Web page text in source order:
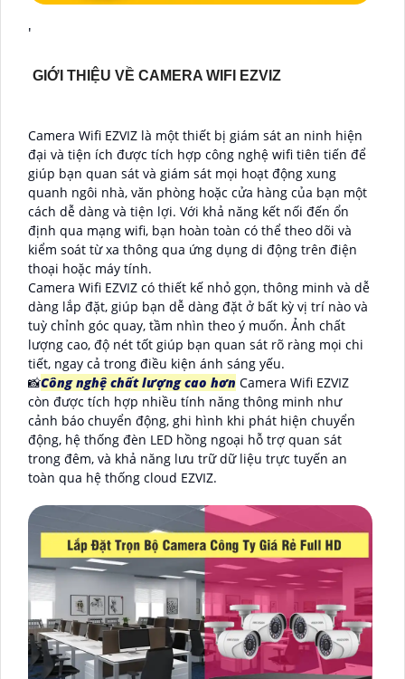
'
GIỚI THIỆU VỀ CAMERA WIFI EZVIZ
Camera Wifi EZVIZ là một thiết bị giám sát an ninh hiện
đại và tiện ích được tích hợp công nghệ wifi tiên tiến để
giúp bạn quan sát và giám sát mọi hoạt động xung
quanh ngôi nhà, văn phòng hoặc cửa hàng của bạn một
cách dễ dàng và tiện lợi. Với khả năng kết nối đến ổn
định qua mạng wifi, bạn hoàn toàn có thể theo dõi và
kiểm soát từ xa thông qua ứng dụng di động trên điện
thoại hoặc máy tính.
Camera Wifi EZVIZ có thiết kế nhỏ gọn, thông minh và dễ
dàng lắp đặt, giúp bạn dễ dàng đặt ở bất kỳ vị trí nào và
tuỳ chỉnh góc quay, tầm nhìn theo ý muốn. Ảnh chất
lượng cao, độ nét tốt giúp bạn quan sát rõ ràng mọi chi
tiết, ngay cả trong điều kiện ánh sáng yếu.
📸Công nghệ chất lượng cao hơn Camera Wifi EZVIZ
còn được tích hợp nhiều tính năng thông minh như
cảnh báo chuyển động, ghi hình khi phát hiện chuyển
động, hệ thống đèn LED hồng ngoại hỗ trợ quan sát
trong đêm, và khả năng lưu trữ dữ liệu trực tuyến an
toàn qua hệ thống cloud EZVIZ.